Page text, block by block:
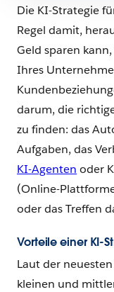
Die KI-Strategie
Regel damit,
Geld sparen
Ihres
darum, die
zu finden: das
Aufgaben, das
KI-Agenten oder
(Online-
oder das Treffen
Vorteile einer KI-
Laut der
kleinen und